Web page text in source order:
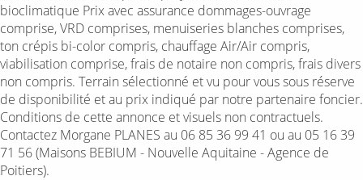
bioclimatique Prix avec assurance dommages-ouvrage
comprise, VRD comprises, menuiseries blanches comprises,
ton crépis bi-color compris, chauffage Air/Air compris,
viabilisation comprise, frais de notaire non compris, frais divers
non compris. Terrain sélectionné et vu pour vous sous réserve
de disponibilité et au prix indiqué par notre partenaire foncier.
Conditions de cette annonce et visuels non contractuels.
Contactez Morgane PLANES au 06 85 36 99 41 ou au 05 16 39
71 56 (Maisons BEBIUM - Nouvelle Aquitaine - Agence de
Poitiers).